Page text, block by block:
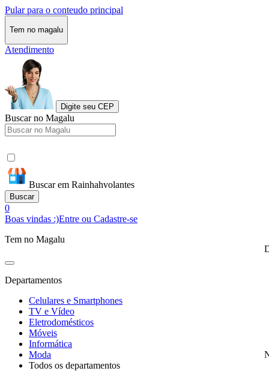
Pular para o conteudo principal
Tem no magalu
Atendimento
Digite seu CEP
Buscar no Magalu
Buscar em Rainhahvolantes
Buscar
0
Boas vindas :)Entre ou Cadastre-se
Tem no Magalu
Departamentos
Celulares e Smartphones
TV e Vídeo
Eletrodomésticos
Móveis
Informática
Moda
Todos os departamentos